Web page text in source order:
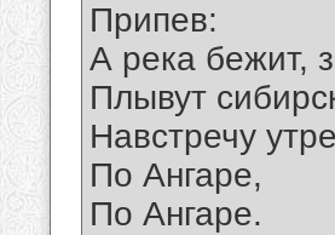
Припев:
А река бежит,
Плывут
Навстречу
По Ангаре,
По Ангаре.